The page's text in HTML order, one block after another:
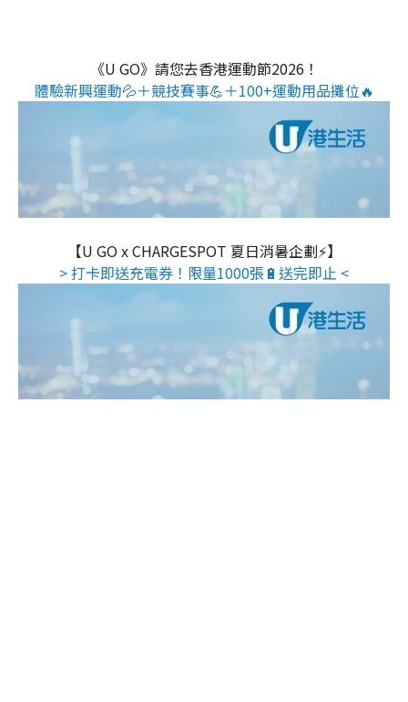
《U GO》請您去香港運動節2026！
體驗新興運動💦＋競技賽事💪＋100+運動用品攤位🔥
【U GO x CHARGESPOT 夏日消暑企劃⚡】
> 打卡即送充電券！限量1000張🔋送完即止 <